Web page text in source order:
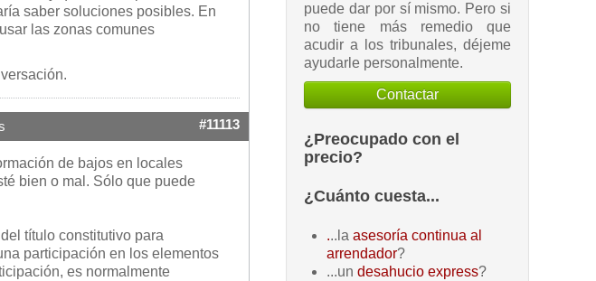
saber soluciones posibles. En
las zonas comunes
#11113
de bajos en locales
bien o mal. Sólo que puede
título constitutivo para
participación en los elementos
es normalmente
puede dar por sí mismo. Pero si
no tiene más remedio que
acudir a los tribunales, déjeme
ayudarle personalmente.
Contactar
¿Preocupado con el
precio?
¿Cuánto cuesta...
...la asesoría continua al
arrendador?
...un desahucio express?